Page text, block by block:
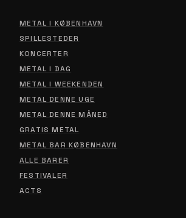
METAL I KØBENHAVN
SPILLESTEDER
KONCERTER
METAL I DAG
METAL I WEEKENDEN
METAL DENNE UGE
METAL DENNE MÅNED
GRATIS METAL
METAL BAR KØBENHAVN
ALLE BARER
FESTIVALER
ACTS